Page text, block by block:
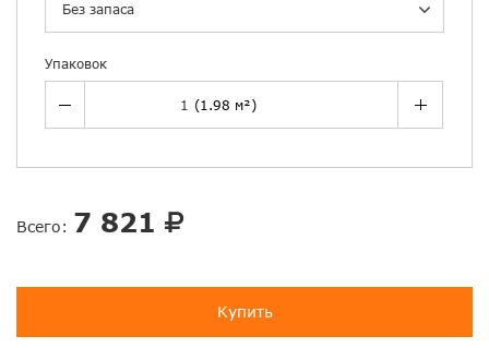
Без запаса
Упаковок
Всего: 7 821
Купить